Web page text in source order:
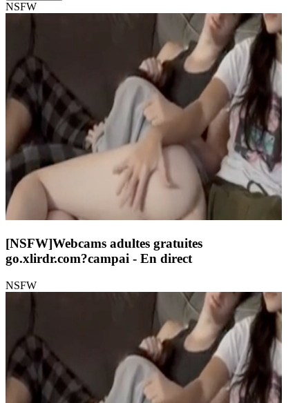
NSFW
[NSFW]Webcams adultes gratuites
go.xlirdr.com?campai - En direct
NSFW